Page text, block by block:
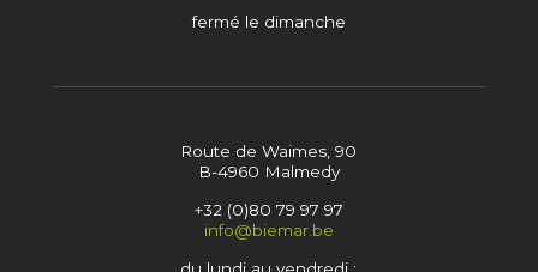
fermé le dimanche
Route de Waimes, 90
B-4960 Malmedy
+32 (0)80 79 97 97
info@biemar.be
du lundi au vendredi :